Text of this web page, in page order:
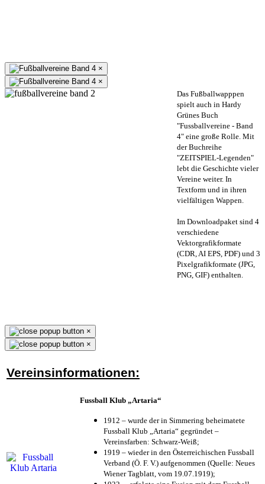
×
×
Das Fußballwapppen
spielt auch in Hardy
Grünes Buch
"Fussballvereine - Band
4" eine große Rolle. Mit
der Buchreihe
"ZEITSPIEL-Legenden"
lebt die Geschichte vieler
Vereine weiter. In
Textform und in ihren
vielfältigen Wappen.
Im Downloadpaket sind 4
verschiedene
Vektorgrafikformate
(CDR, AI EPS, PDF) und 3
Pixelgrafikformate (JPG,
PNG, GIF) enthalten.
×
×
Vereinsinformationen:
Fussball Klub „Artaria“
1912 – wurde der in Simmering beheimatete
Fussball Klub „Artaria“ gegründet –
Vereinsfarben: Schwarz-Weiß;
1919 – wieder in den Österreichischen Fussball
Verband (Ö. F. V.) aufgenommen (Quelle: Neues
Wiener Tagblatt, vom 19.07.1919);